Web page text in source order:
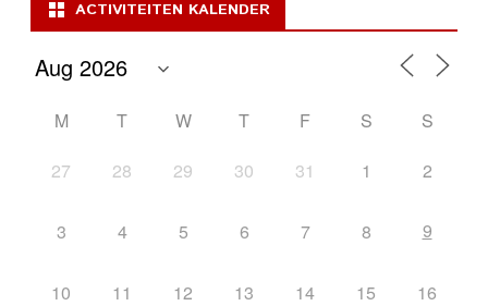
ACTIVITEITEN KALENDER
M T W T F S
S
27
28 29 30 31 1 2
3 4 5 6 7 8 9
10 11 12 13 14 15 16